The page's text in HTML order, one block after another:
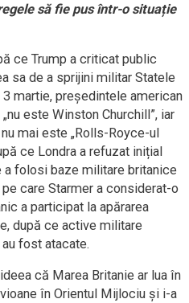
să fie pus într-o situație
ce Trump a criticat public
sa de a sprijini militar Statele
martie, președintele american
este Winston Churchill”, iar
mai este „Rolls-Royce-ul
ce Londra a refuzat inițial
a folosi baze militare britanice
care Starmer a considerat-o
a participat la apărarea
după ce active militare
fost atacate.
că Marea Britanie ar lua în
în Orientul Mijlociu și i-a